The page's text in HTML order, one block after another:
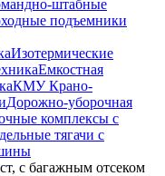
штабные
подъемники
Изотермические
Емкостная
КМУ Крано-
Дорожно-уборочная
комплексы с
тягачи с
с багажным отсеком